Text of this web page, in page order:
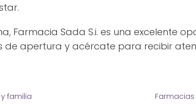
Farmacia Sada S.i. es una excelente
de apertura y acércate para recibir
familia